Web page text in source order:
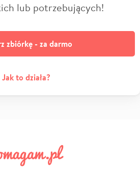
lub potrzebujących!
zbiórkę - za darmo
Jak to działa?